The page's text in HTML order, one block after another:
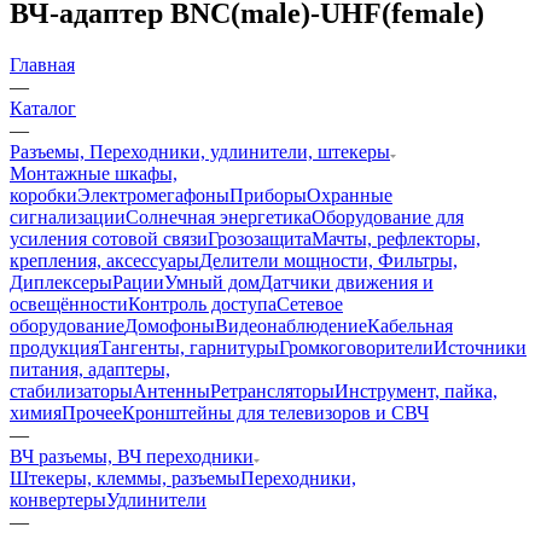
ВЧ-адаптер BNC(male)-UHF(female)
Главная
—
Каталог
—
Разъемы, Переходники, удлинители, штекеры
Монтажные шкафы,
коробкиЭлектромегафоныПриборыОхранные
сигнализацииСолнечная энергетикаОборудование для
усиления сотовой связиГрозозащитаМачты, рефлекторы,
крепления, аксессуарыДелители мощности, Фильтры,
ДиплексерыРацииУмный домДатчики движения и
освещённостиКонтроль доступаСетевое
оборудованиеДомофоныВидеонаблюдениеКабельная
продукцияТангенты, гарнитурыГромкоговорителиИсточники
питания, адаптеры,
стабилизаторыАнтенныРетрансляторыИнструмент, пайка,
химияПрочееКронштейны для телевизоров и СВЧ
—
ВЧ разъемы, ВЧ переходники
Штекеры, клеммы, разъемыПереходники,
конвертерыУдлинители
—